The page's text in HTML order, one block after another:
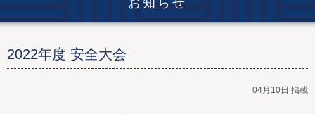
お知らせ
2022年度 安全大会
04月10日 掲載